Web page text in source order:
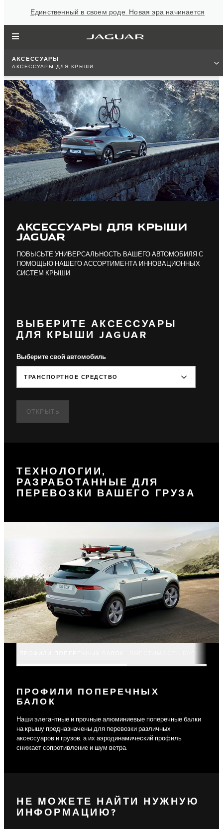
Единственный в своем роде. Новая эра начинается
АКСЕССУАРЫ
АКСЕССУАРЫ ДЛЯ КРЫШИ
АКСЕССУАРЫ ДЛЯ КРЫШИ
JAGUAR
ПОВЫСЬТЕ УНИВЕРСАЛЬНОСТЬ ВАШЕГО АВТОМОБИЛЯ С
ПОМОЩЬЮ НАШЕГО АССОРТИМЕНТА ИННОВАЦИОННЫХ
СИСТЕМ КРЫШИ.
ВЫБЕРИТЕ АКСЕССУАРЫ
ДЛЯ КРЫШИ JAGUAR
Выберите свой автомобиль
ТРАНСПОРТНОЕ СРЕДСТВО
ОТКРЫТЬ
ТЕХНОЛОГИИ,
РАЗРАБОТАННЫЕ ДЛЯ
ПЕРЕВОЗКИ ВАШЕГО ГРУЗА
ПРОФИЛИ ПОПЕРЕЧНЫХ
БАЛОК
Наши элегантные и прочные алюминиевые поперечные балки
на крышу предназначены для перевозки различных
аксессуаров и грузов, а их аэродинамический профиль
снижает сопротивление и шум ветра.
НЕ МОЖЕТЕ НАЙТИ НУЖНУЮ
ИНФОРМАЦИЮ?